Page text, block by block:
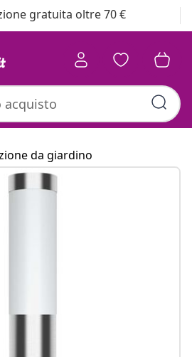
gratuita oltre 70 €
da giardino